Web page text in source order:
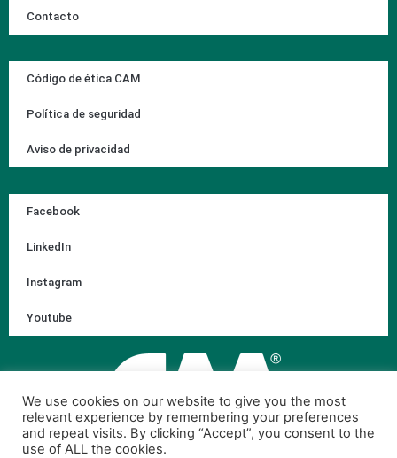
Contacto
Código de ética CAM
Política de seguridad
Aviso de privacidad
Facebook
LinkedIn
Instagram
Youtube
We use cookies on our website to give you the most
relevant experience by remembering your preferences
and repeat visits. By clicking “Accept”, you consent to the
use of ALL the cookies.